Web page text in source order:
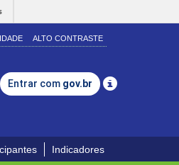
ALTO CONTRASTE
Entrar com gov.br
Indicadores